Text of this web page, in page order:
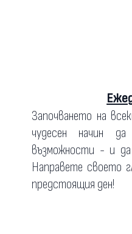
Започването на
чудесен начин
възможности - и да
Направете своето
предстоящия ден!